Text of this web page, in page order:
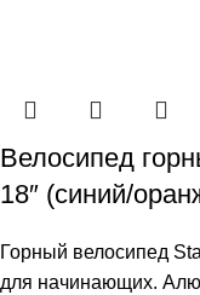
Велосипед
18″ (синий/
Горный велосипед
для начинающих.